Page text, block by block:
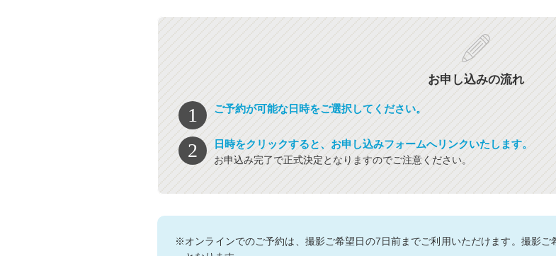
お申し込みの流れ
ご予約が可能な日時をご選択してください。
日時をクリックすると、お申し込みフォームへリンクいたします。
お申込み完了で正式決定となりますのでご注意ください。
※オンラインでのご予約は、撮影ご希望日の7日前までご利用いただけます。撮影